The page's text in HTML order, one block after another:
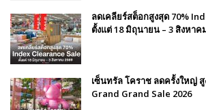
ลดเคลียร์สต็อกสูงสุด 70%
ตั้งแต่ 18 มิถุนายน – 3 สิงหาค
เซ็นทรัล โคราช ลดครั้งใหญ่ สู
Grand Grand Sale 2026